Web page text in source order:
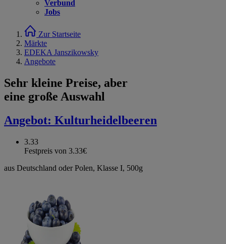
Verbund
Jobs
Zur Startseite
Märkte
EDEKA Janszikowsky
Angebote
Sehr kleine Preise, aber
eine große Auswahl
Angebot: Kulturheidelbeeren
3.33
Festpreis von 3.33€
aus Deutschland oder Polen, Klasse I, 500g